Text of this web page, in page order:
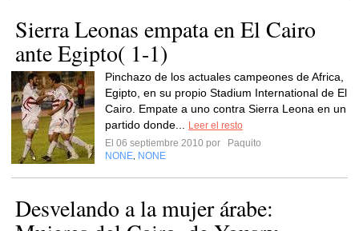
Sierra Leonas empata en El Cairo
ante Egipto( 1-1)
Pinchazo de los actuales campeones de Africa,
Egipto, en su propio Stadium International de El
Cairo. Empate a uno contra Sierra Leona en un
partido donde...
Leer el resto
El 06 septiembre 2010 por
Paquito
NONE NONE
Desvelando a la mujer árabe: